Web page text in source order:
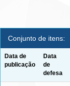
Conjunto de itens:
Data de
publicação
Data
de
defesa